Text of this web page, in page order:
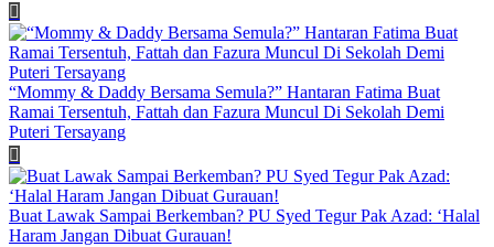
“Mommy & Daddy Bersama Semula?” Hantaran Fatima Buat
Ramai Tersentuh, Fattah dan Fazura Muncul Di Sekolah Demi
Puteri Tersayang
Buat Lawak Sampai Berkemban? PU Syed Tegur Pak Azad: ‘Halal
Haram Jangan Dibuat Gurauan!